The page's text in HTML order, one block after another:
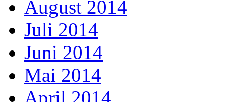
August 2014
Juli 2014
Juni 2014
Mai 2014
April 2014